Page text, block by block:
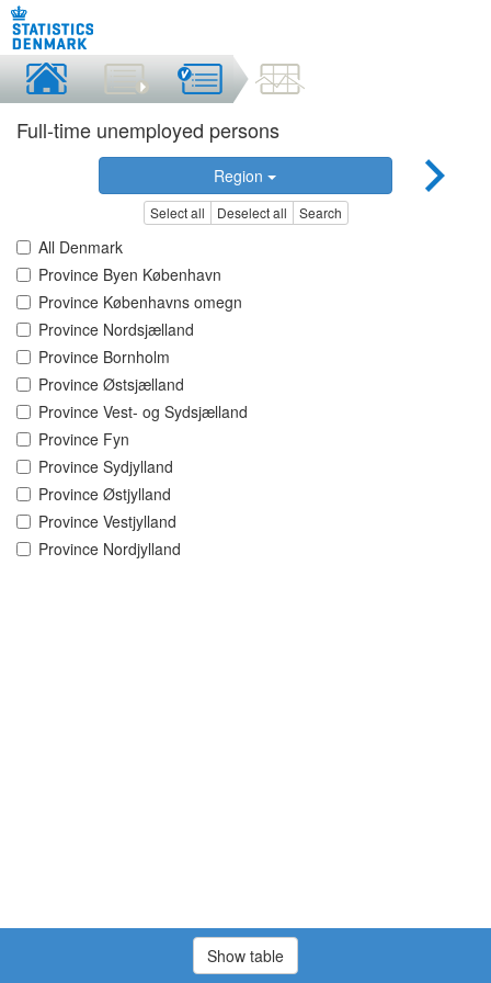
Full-time unemployed persons
Region
Select all Deselect all Search
All Denmark
Province Byen København
Province Københavns omegn
Province Nordsjælland
Province Bornholm
Province Østsjælland
Province Vest- og Sydsjælland
Province Fyn
Province Sydjylland
Province Østjylland
Province Vestjylland
Province Nordjylland
Show table